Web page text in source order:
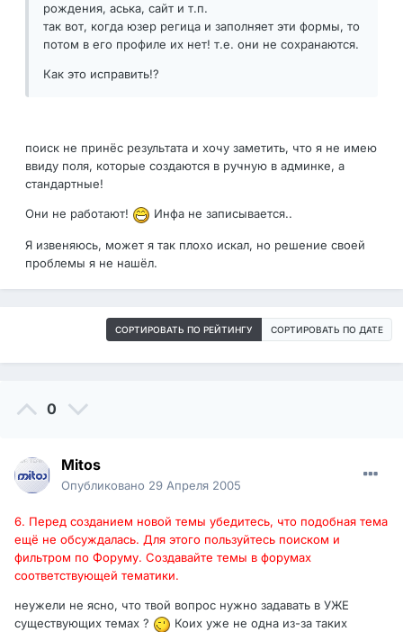
рождения, аська, сайт и т.п.
так вот, когда юзер регица и заполняет эти формы, то
потом в его профиле их нет! т.е. они не сохранаются.
Как это исправить!?
поиск не принёс результата и хочу заметить, что я не имею
ввиду поля, которые создаются в ручную в админке, а
стандартные!
Они не работают! Инфа не записывается..
Я извеняюсь, может я так плохо искал, но решение своей
проблемы я не нашёл.
СОРТИРОВАТЬ ПО РЕЙТИНГУ СОРТИРОВАТЬ ПО ДАТЕ
0
Mitos
Опубликовано 29 Апреля 2005
6. Перед созданием новой темы убедитесь, что подобная тема
ещё не обсуждалась. Для этого пользуйтесь поиском и
фильтром по Форуму. Создавайте темы в форумах
соответствующей тематики.
неужели не ясно, что твой вопрос нужно задавать в УЖЕ
существующих темах ?
Коих уже не одна из-за таких